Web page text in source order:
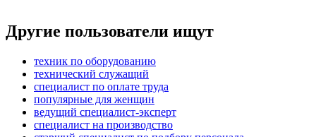
Другие пользователи ищут
техник по оборудованию
технический служащий
специалист по оплате труда
популярные для женщин
ведущий специалист-эксперт
специалист на производство